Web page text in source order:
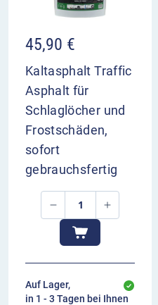
45,90 €
Kaltasphalt Traffic
Asphalt für
Schlaglöcher und
Frostschäden,
sofort
gebrauchsfertig
Auf Lager,
in 1 - 3 Tagen bei Ihnen